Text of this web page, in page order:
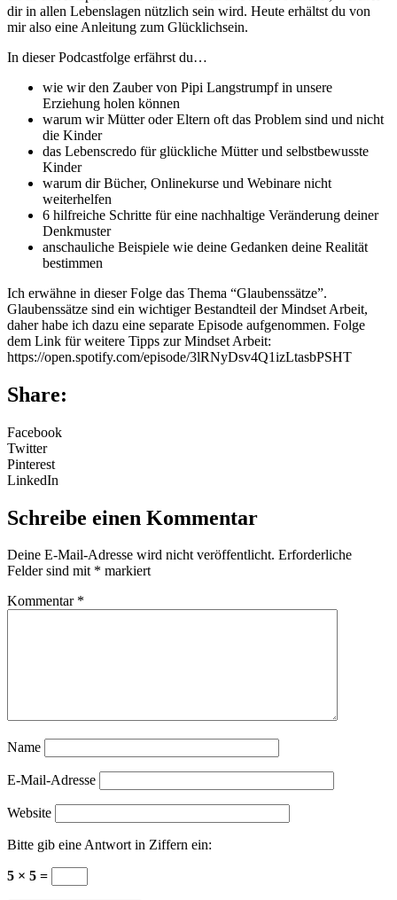
dir in allen Lebenslagen nützlich sein wird. Heute erhältst du von
mir also eine Anleitung zum Glücklichsein.
In dieser Podcastfolge erfährst du…
wie wir den Zauber von Pipi Langstrumpf in unsere
Erziehung holen können
warum wir Mütter oder Eltern oft das Problem sind und nicht
die Kinder
das Lebenscredo für glückliche Mütter und selbstbewusste
Kinder
warum dir Bücher, Onlinekurse und Webinare nicht
weiterhelfen
6 hilfreiche Schritte für eine nachhaltige Veränderung deiner
Denkmuster
anschauliche Beispiele wie deine Gedanken deine Realität
bestimmen
Ich erwähne in dieser Folge das Thema “Glaubenssätze”.
Glaubenssätze sind ein wichtiger Bestandteil der Mindset Arbeit,
daher habe ich dazu eine separate Episode aufgenommen. Folge
dem Link für weitere Tipps zur Mindset Arbeit:
https://open.spotify.com/episode/3lRNyDsv4Q1izLtasbPSHT
Share:
Facebook
Twitter
Pinterest
LinkedIn
Schreibe einen Kommentar
Deine E-Mail-Adresse wird nicht veröffentlicht. Erforderliche
Felder sind mit * markiert
Kommentar *
Name
E-Mail-Adresse
Website
Bitte gib eine Antwort in Ziffern ein:
5 × 5 =